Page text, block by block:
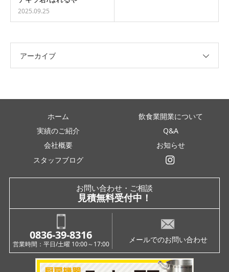
2025.09.25
アーカイブ
ホーム
飲食業開業について
実績のご紹介
Q&A
会社概要
お知らせ
スタッフブログ
お問い合わせ・ご相談
見積無料受付中！
0836-39-8316
営業時間：平日/土曜 10:00～17:00 メールでのお問い合わせ